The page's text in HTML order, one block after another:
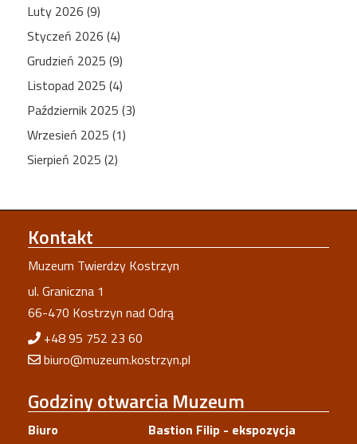
Luty 2026 (9)
Styczeń 2026 (4)
Grudzień 2025 (9)
Listopad 2025 (4)
Październik 2025 (3)
Wrzesień 2025 (1)
Sierpień 2025 (2)
Kontakt
Muzeum Twierdzy Kostrzyn
ul. Graniczna 1
66-470 Kostrzyn nad Odrą
+48 95 752 23 60
biuro@muzeum.kostrzyn.pl
Godzinyotwarcia Muzeum
Biuro
Bastion Filip - ekspozycja